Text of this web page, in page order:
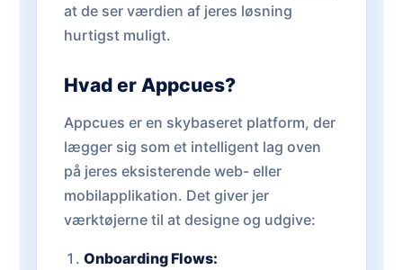
at de ser værdien af jeres løsning
hurtigst muligt.
Hvad er Appcues?
Appcues er en skybaseret platform, der
lægger sig som et intelligent lag oven
på jeres eksisterende web- eller
mobilapplikation. Det giver jer
værktøjerne til at designe og udgive:
Onboarding Flows: